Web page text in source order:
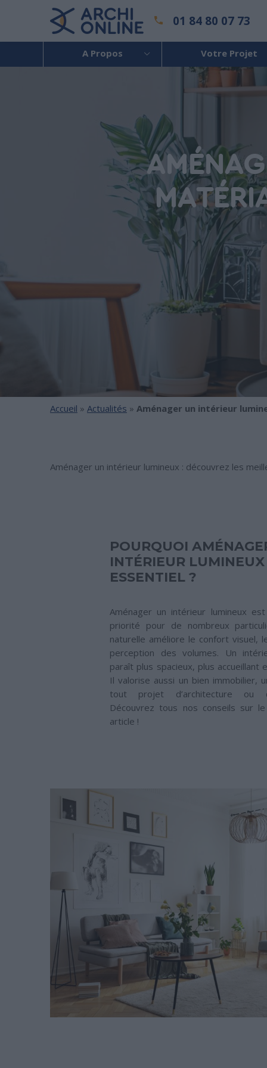
01 84 80 07 73
A Propos Votre Projet
Accueil » Actualités » Aménager un intérieur
Aménager un intérieur lumineux : découvrez les
POURQUOI
INTÉRIEUR LUMINEUX
ESSENTIEL ?
Aménager un intérieur lumineux est
priorité pour de nombreux
naturelle améliore le confort visuel,
perception des volumes. Un
paraît plus spacieux, plus accueillant
Il valorise aussi un bien immobilier,
tout projet d’architecture ou
Découvrez tous nos conseils sur
article !